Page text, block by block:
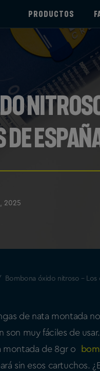
PRODUCTOS
2025
Bombona óxido nitroso –
de nata montada
son muy fáciles de
montada de 8gr o
sin esos cartuchos.